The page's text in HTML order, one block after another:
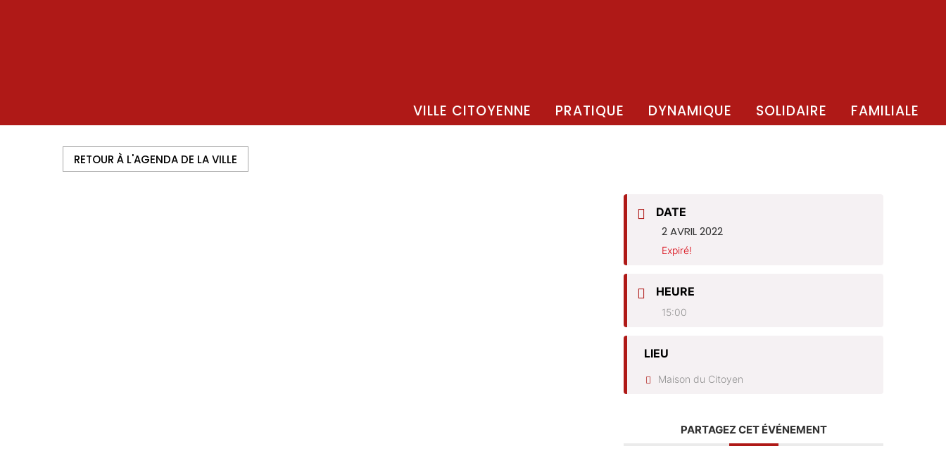
VILLE CITOYENNE PRATIQUE DYNAMIQUE SOLIDAIRE FAMILIALE
RETOUR À L'AGENDA DE LA VILLE
DATE
2 AVRIL 2022
Expiré!
HEURE
15:00
LIEU
Maison du Citoyen
PARTAGEZ CET ÉVÉNEMENT